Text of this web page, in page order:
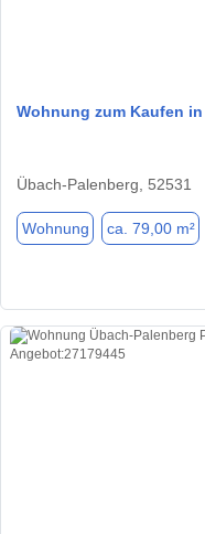
Wohnung zum Kaufen in
Übach-Palenberg, 52531
Wohnung ca. 79,00 m²